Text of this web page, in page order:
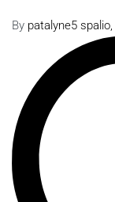
By patalyne5